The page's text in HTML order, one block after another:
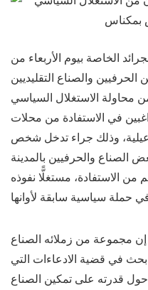
الخاصة بيوم الأربعاء من
الحرفيين والصناع التقليديين
محاولة الاستغلال السياسي
في الاستفادة من محلات
وذلك جراء تدخل شخص
الصناع والحرفيين بالمدينة
من الاستفادة، مستغلًّا نفوذه
مجموعة من زملائه الصناع
بحث في قضية الادعاءات التي
قدرته على تمكين الصناع